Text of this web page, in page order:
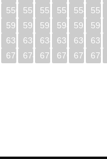
550 551 552 553 554 555
591 592 593 594 595 596
632 633 634 635 636 637
673 674 675 676 677 678